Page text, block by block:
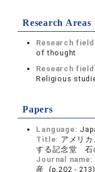
Research Areas
Research
of thought
Research
Religious
Papers
Language:
Title: アメリ
する記念堂 石
Journal name:
産 (p.202 - 213)